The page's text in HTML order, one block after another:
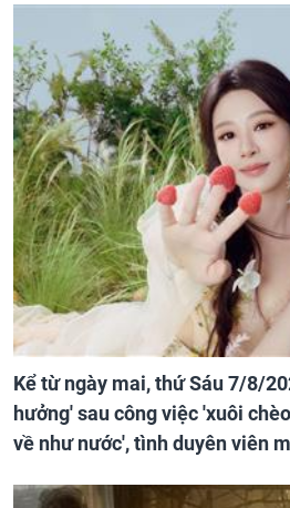
Kể từ ngày mai, thứ Sáu 7/8/
hưởng' sau công việc 'xuôi
về như nước', tình duyên viên